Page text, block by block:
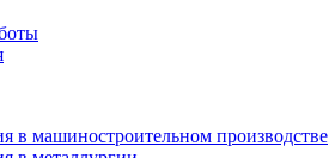
в машиностроительном производстве